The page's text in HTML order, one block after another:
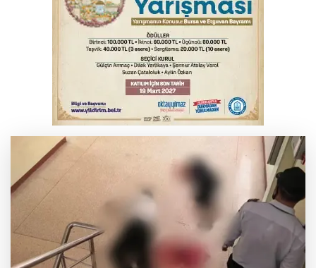
Osmangazi’de kaldırım işgaline geçit yok
YENİ Parti Genel Başkanı Özel'den
Çerçeve Yasa yorumu
MSB: YAŞ kararları devletimize ve
milletimize hayırlı olsun